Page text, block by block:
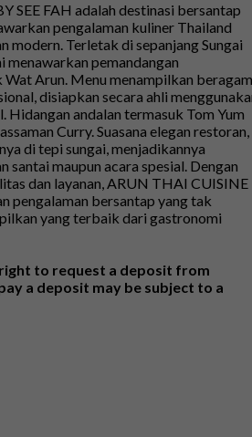
SEE FAH adalah destinasi bersantap
pengalaman kuliner Thailand
modern. Terletak di sepanjang Sungai
menawarkan pemandangan
Arun. Menu menampilkan beragam
disiapkan secara ahli
Hidangan andalan termasuk Tom Yum
Curry. Suasana elegan restoran,
di tepi sungai, menjadikannya
santai maupun acara spesial. Dengan
dan layanan, ARUN THAI CUISINE
pengalaman bersantap yang tak
yang terbaik dari gastronomi
to request a deposit from
a deposit may be subject to a